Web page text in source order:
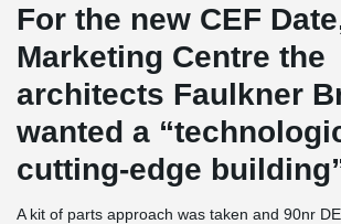
For the new CEF
Marketing Centre the
architects Faulkner
wanted a
cutting-edge
A kit of parts approach was taken and 90nr